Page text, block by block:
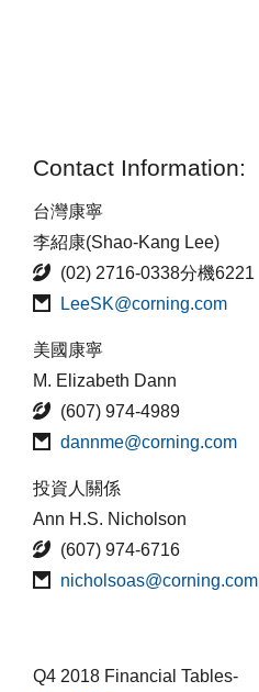
Contact Information:
台灣康寧
李紹康(Shao-Kang Lee)
(02) 2716-0338分機6221
LeeSK@corning.com
美國康寧
M. Elizabeth Dann
(607) 974-4989
dannme@corning.com
投資人關係
Ann H.S. Nicholson
(607) 974-6716
nicholsoas@corning.com
Q4 2018 Financial Tables-